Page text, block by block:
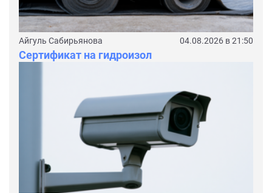
Айгуль Сабирьянова 04.08.2026 в 21:50
Сертификат на гидроизол